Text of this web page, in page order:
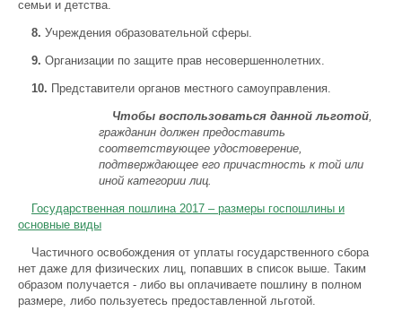
семьи и детства.
8. Учреждения образовательной сферы.
9. Организации по защите прав несовершеннолетних.
10. Представители органов местного самоуправления.
Чтобы воспользоваться данной льготой,
гражданин должен предоставить
соответствующее удостоверение,
подтверждающее его причастность к той или
иной категории лиц.
Государственная пошлина 2017 – размеры госпошлины и
основные виды
Частичного освобождения от уплаты государственного сбора
нет даже для физических лиц, попавших в список выше. Таким
образом получается - либо вы оплачиваете пошлину в полном
размере, либо пользуетесь предоставленной льготой.